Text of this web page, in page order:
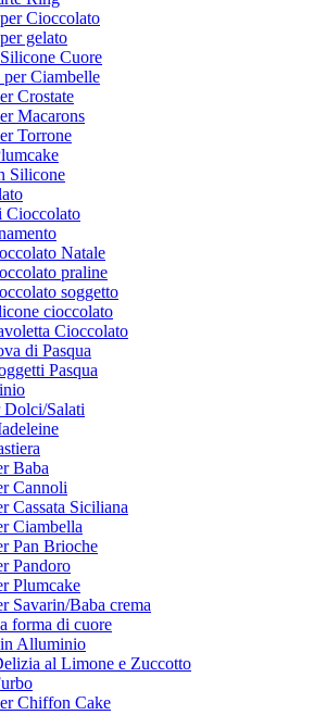
Cioccolato
gelato
Cuore
per Ciambelle
Crostate
Macarons
Torrone
Silicone
Cioccolato
Natale
praline
soggetto
cioccolato
Cioccolato
di Pasqua
Pasqua
Dolci/Salati
Baba
Cannoli
Cassata Siciliana
Ciambella
Pan Brioche
Pandoro
Plumcake
Savarin/Baba crema
forma di cuore
Alluminio
al Limone e Zuccotto
Chiffon Cake